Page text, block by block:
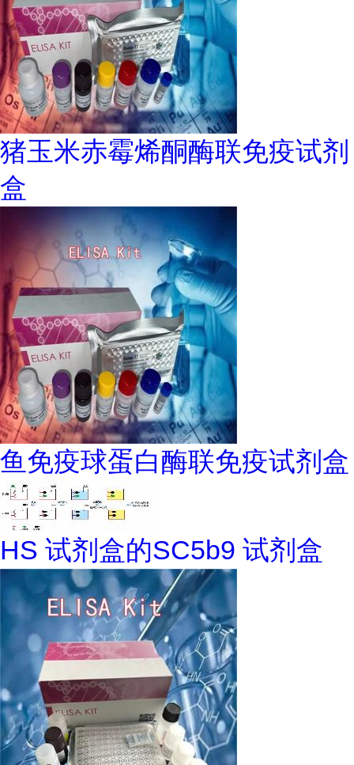
猪玉米赤霉烯酮酶联免疫试剂
盒
鱼免疫球蛋白酶联免疫试剂盒
HS 试剂盒的SC5b9 试剂盒